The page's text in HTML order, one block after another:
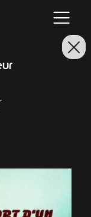
MAIN MENU